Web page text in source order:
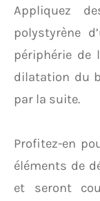
Appliquez
polystyrène
périphérie de
dilatation du
par la suite.
Profitez-en
éléments de
et seront